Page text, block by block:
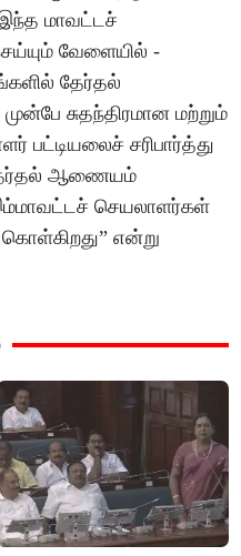
மாவட்டச்
வேளையில் -
தேர்தல்
சுதந்திரமான மற்றும்
பட்டியலைச் சரிபார்த்து
ஆணையம்
செயலாளர்கள்
கொள்கிறது” என்று